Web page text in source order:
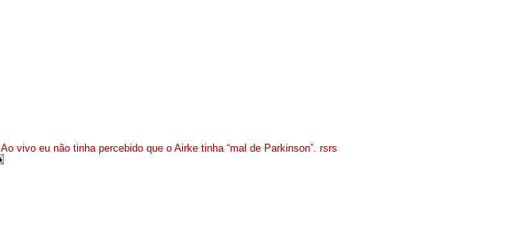
Ao vivo eu não tinha percebido que o Airke tinha “mal de Parkinson”. rsrs